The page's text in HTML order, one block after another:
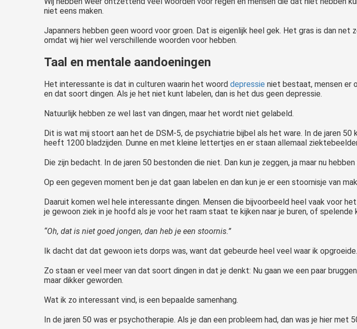
niet eens maken.
Japanners hebben geen woord voor groen. Dat is eigenlijk heel gek. Het gras is dan
omdat wij hier wel verschillende woorden voor hebben.
Taal en mentale aandoeningen
Het interessante is dat in culturen waarin het woord depressie niet bestaat, mensen er
en dat soort dingen. Als je het niet kunt labelen, dan is het dus geen depressie.
Natuurlijk hebben ze wel last van dingen, maar het wordt niet gelabeld.
Dit is wat mij stoort aan het de DSM-5, de psychiatrie bijbel als het ware. In de jaren
heeft 1200 bladzijden. Dunne en met kleine lettertjes en er staan allemaal
Die zijn bedacht. In de jaren 50 bestonden die niet. Dan kun je zeggen, ja maar nu
Op een gegeven moment ben je dat gaan labelen en dan kun je er een stoornisje van
Daaruit komen wel hele interessante dingen. Mensen die bijvoorbeeld heel vaak voor
je gewoon ziek in je hoofd als je voor het raam staat te kijken naar je buren, of
“Oh, dat is niet goed jongen, dan heb je een stoornis.”
Ik dacht dat dat gewoon iets dorps was, want dat gebeurde heel veel waar ik
Zo staan er veel meer van dat soort dingen in dat je denkt: Nu gaan we een paar
maar dikker geworden.
Wat ik zo interessant vind, is een bepaalde samenhang.
In de jaren 50 was er psychotherapie. Als je dan een probleem had, dan was je hier met